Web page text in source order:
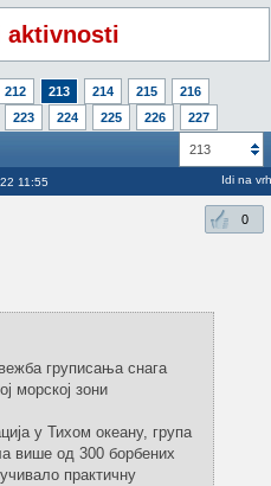
aktivnosti
212 213 214 215
216
223 224 225 226 227
213
11:55 Idi na vrh
0
груписања снага
морској зони
у Тихом океану, група
више од 300 борбених
практичну